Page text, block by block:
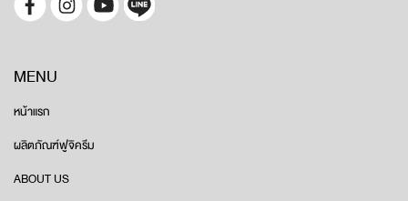
MENU
หน้าแรก
ผลิตภัณฑ์ฟูจิครีม
ABOUT US